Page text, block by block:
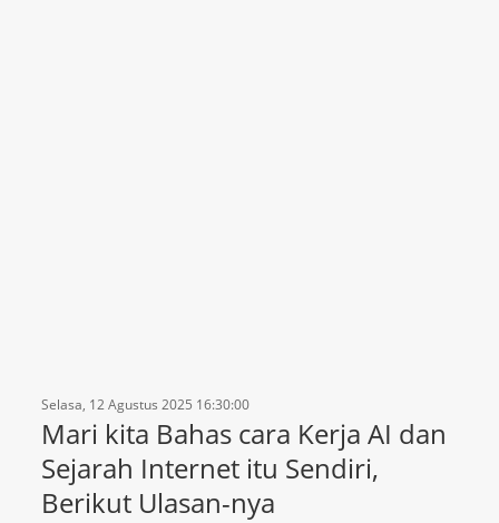
Selasa, 12 Agustus 2025 16:30:00
Mari kita Bahas cara Kerja AI dan
Sejarah Internet itu Sendiri,
Berikut Ulasan-nya